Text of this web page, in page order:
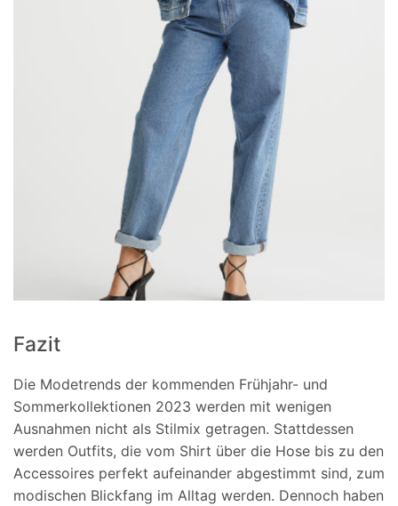
Fazit
Die Modetrends der kommenden Frühjahr- und
Sommerkollektionen 2023 werden mit wenigen
Ausnahmen nicht als Stilmix getragen. Stattdessen
werden Outfits, die vom Shirt über die Hose bis zu den
Accessoires perfekt aufeinander abgestimmt sind, zum
modischen Blickfang im Alltag werden. Dennoch haben